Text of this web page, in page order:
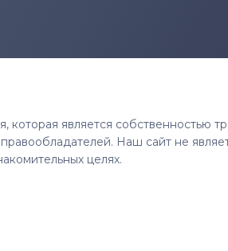
является собственностью
Наш сайт не
целях.